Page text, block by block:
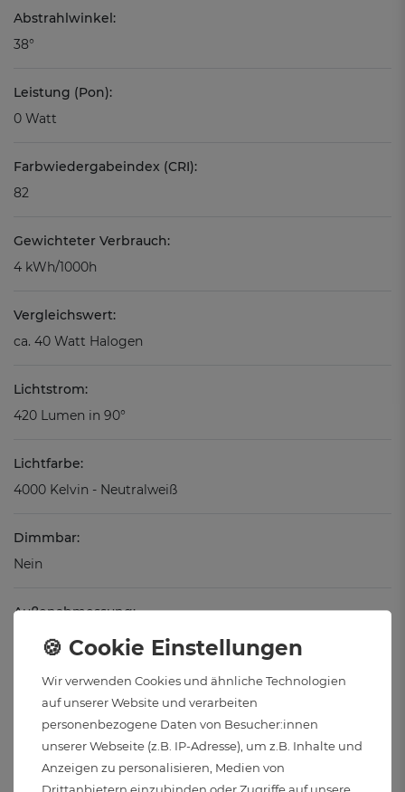
Abstrahlwinkel:
38°
Leistung (Pon):
0 Watt
Farbwiedergabeindex (CRI):
82
Gewichteter Verbrauch:
4 kWh/1000h
Vergleichswert:
ca. 40 Watt Halogen
Lichtstrom:
420 Lumen in 90°
Lichtfarbe:
4000 Kelvin - Neutralweiß
Dimmbar:
Nein
Außenabmessung:
Ø 93 mm
Lochmaß Durchmesser:
Ø 75 - 80 mm
Einbautiefe gesamt:
30 mm
Wir verwenden Cookies und ähnliche Technologien
auf unserer Website und verarbeiten
personenbezogene Daten von Besucher:innen
unserer Webseite (z.B. IP-Adresse), um z.B. Inhalte und
Anzeigen zu personalisieren, Medien von